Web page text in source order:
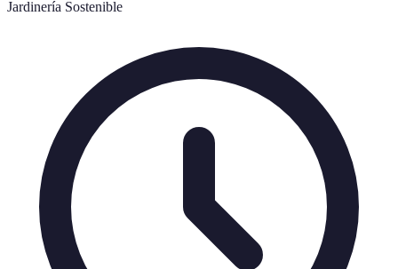
Jardinería Sostenible